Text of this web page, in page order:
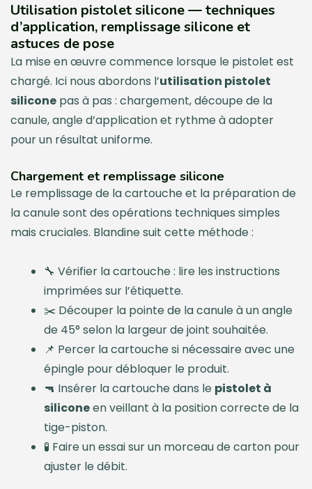
Utilisation pistolet silicone — techniques
d’application, remplissage silicone et
astuces de pose
La mise en œuvre commence lorsque le pistolet est
chargé. Ici nous abordons l’utilisation pistolet
silicone pas à pas : chargement, découpe de la
canule, angle d’application et rythme à adopter
pour un résultat uniforme.
Chargement et remplissage silicone
Le remplissage de la cartouche et la préparation de
la canule sont des opérations techniques simples
mais cruciales. Blandine suit cette méthode :
🔧 Vérifier la cartouche : lire les instructions
imprimées sur l’étiquette.
✂️ Découper la pointe de la canule à un angle
de 45° selon la largeur de joint souhaitée.
📌 Percer la cartouche si nécessaire avec une
épingle pour débloquer le produit.
🔫 Insérer la cartouche dans le pistolet à
siliconeen veillant à la position correcte de la
tige-piston.
🧪 Faire un essai sur un morceau de carton pour
ajuster le débit.